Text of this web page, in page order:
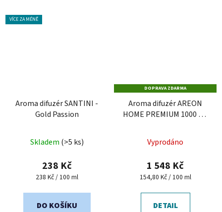
VÍCE ZA MÉNĚ
Aroma difuzér SANTINI -
Gold Passion
Skladem (>5 ks)
238 Kč
Měrná
238 Kč / 100 ml
DO KOŠÍKU
DOPRAVA ZDARMA
Aroma difuzér AREON
HOME PREMIUM 1000 ml
Vyprodáno
1 548 Kč
Měrná
154,80 Kč / 100 ml
DETAIL